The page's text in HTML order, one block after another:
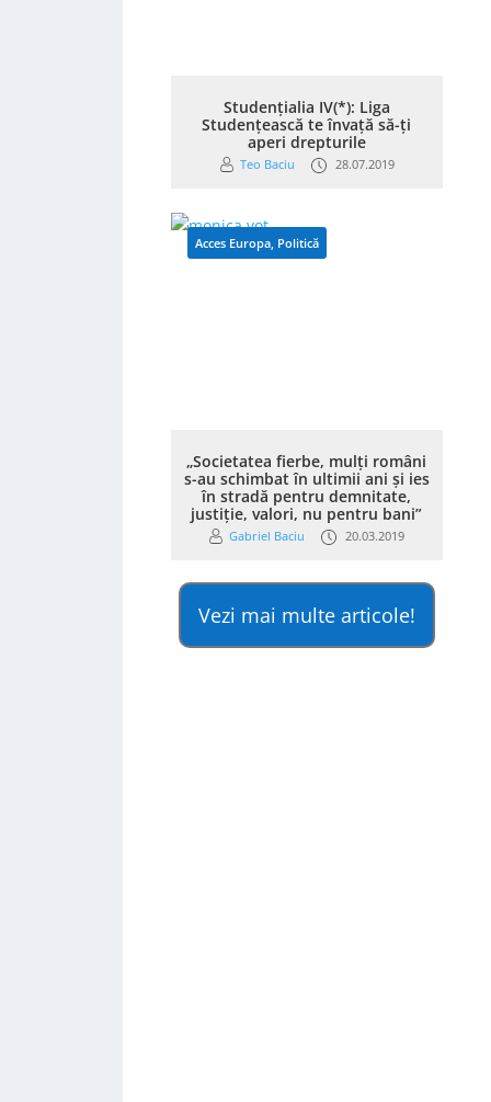
Studențialia IV(*): Liga
Studențească te învață să-ți
aperi drepturile
Teo Baciu 28.07.2019
Acces Europa, Politică
„Societatea fierbe, mulți români
s-au schimbat în ultimii ani și ies
în stradă pentru demnitate,
justiție, valori, nu pentru bani”
Gabriel Baciu 20.03.2019
Vezi mai multe articole!